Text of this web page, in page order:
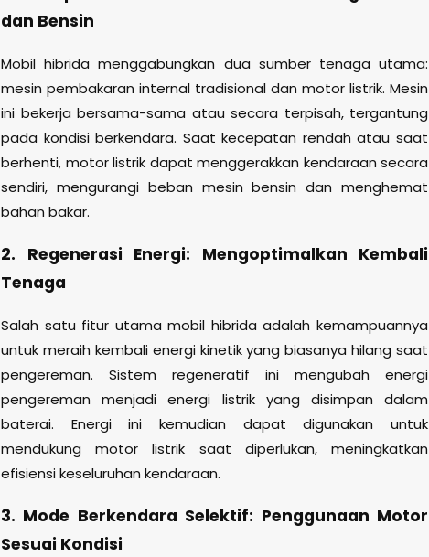
dan Bensin
Mobil hibrida menggabungkan dua sumber tenaga utama:
mesin pembakaran internal tradisional dan motor listrik. Mesin
ini bekerja bersama-sama atau secara terpisah, tergantung
pada kondisi berkendara. Saat kecepatan rendah atau saat
berhenti, motor listrik dapat menggerakkan kendaraan secara
sendiri, mengurangi beban mesin bensin dan menghemat
bahan bakar.
2. Regenerasi Energi: Mengoptimalkan Kembali
Tenaga
Salah satu fitur utama mobil hibrida adalah kemampuannya
untuk meraih kembali energi kinetik yang biasanya hilang saat
pengereman. Sistem regeneratif ini mengubah energi
pengereman menjadi energi listrik yang disimpan dalam
baterai. Energi ini kemudian dapat digunakan untuk
mendukung motor listrik saat diperlukan, meningkatkan
efisiensi keseluruhan kendaraan.
3. Mode Berkendara Selektif: Penggunaan Motor
Sesuai Kondisi